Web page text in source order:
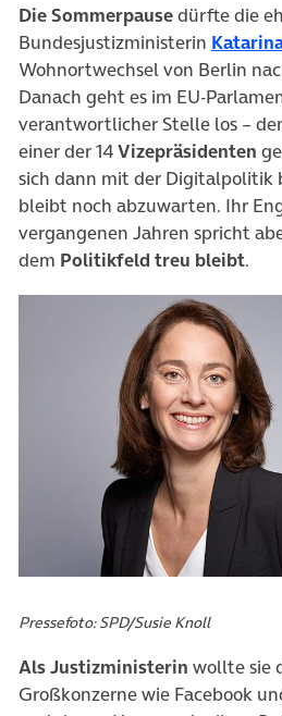
Die Sommerpausedürfte die
Bundesjustizministerin
Wohnortwechsel von Berlin
Danach geht es im EU-
verantwortlicher Stelle los –
einer der 14Vizepräsidenten
sich dann mit der Digitalpolitik
bleibt noch abzuwarten. Ihr
vergangenen Jahren spricht
dem Politikfeld treu bleibt.
Pressefoto: SPD/Susie Knoll
Als Justizministerin wollte sie
Großkonzerne wie Facebook